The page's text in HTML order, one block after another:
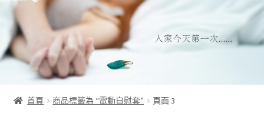
容
首頁 商品標籤為 “電動自慰套” 頁面 3